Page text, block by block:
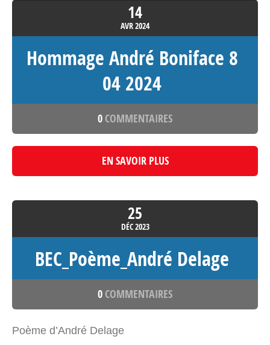
14
AVR2024
Hommage André Boniface 8
04 2024
0 COMMENTAIRES
EN SAVOIR PLUS
25
DÉC2023
BEC_Poème_André Delage
0 COMMENTAIRES
Poème d’André Delage